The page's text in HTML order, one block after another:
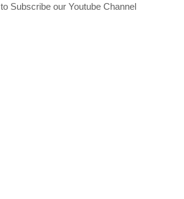
to Subscribe our Youtube Channel